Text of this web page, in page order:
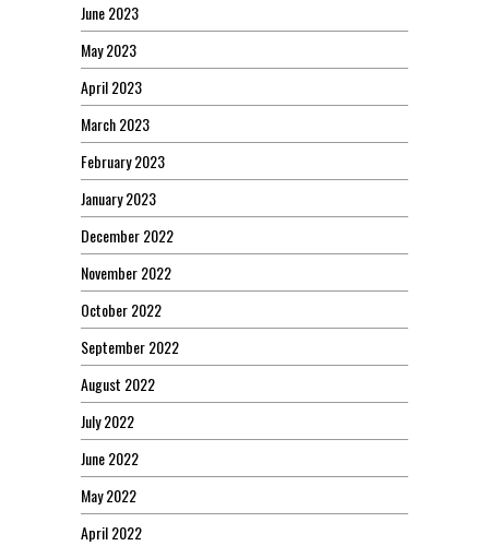
June 2023
May 2023
April 2023
March 2023
February 2023
January 2023
December 2022
November 2022
October 2022
September 2022
August 2022
July 2022
June 2022
May 2022
April 2022